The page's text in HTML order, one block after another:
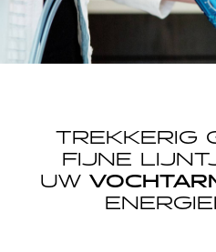
TREKKERIG
FIJNE
UW